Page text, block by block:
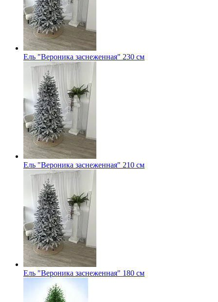
Ель "Вероника заснеженная" 230 см
Ель "Вероника заснеженная" 210 см
Ель "Вероника заснеженная" 180 см